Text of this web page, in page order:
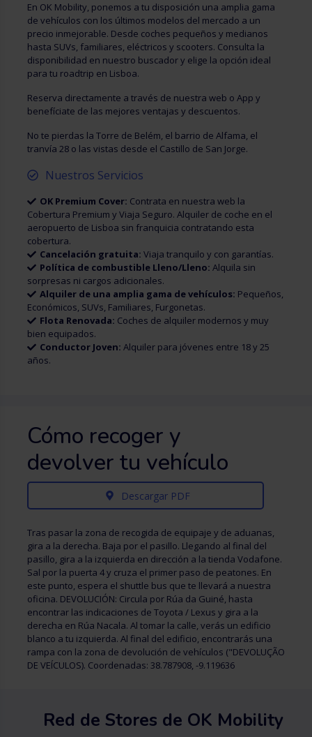
En OK Mobility, ponemos a tu disposición una amplia gama
de vehículos con los últimos modelos del mercado a un
precio inmejorable. Desde coches pequeños y medianos
hasta SUVs, familiares, eléctricos y scooters. Consulta la
disponibilidad en nuestro buscador y elige la opción ideal
para tu roadtrip en Lisboa.
Reserva directamente a través de nuestra web o App y
benefíciate de las mejores ventajas y descuentos.
No te pierdas la Torre de Belém, el barrio de Alfama, el
tranvía 28 o las vistas desde el Castillo de San Jorge.
Nuestros Servicios
OK Premium Cover: Contrata en nuestra web la
Cobertura Premium y Viaja Seguro. Alquiler de coche en el
aeropuerto de Lisboa sin franquicia contratando esta
cobertura.
Cancelación gratuita: Viaja tranquilo y con garantías.
Política de combustible Lleno/Lleno: Alquila sin
sorpresas ni cargos adicionales.
Alquiler de una amplia gama de vehículos: Pequeños,
Económicos, SUVs, Familiares, Furgonetas.
Flota Renovada: Coches de alquiler modernos y muy
bien equipados.
Conductor Joven: Alquiler para jóvenes entre 18 y 25
años.
Cómo recoger y
devolver tu vehículo
Descargar PDF
Tras pasar la zona de recogida de equipaje y de aduanas,
gira a la derecha. Baja por el pasillo. Llegando al final del
pasillo, gira a la izquierda en dirección a la tienda Vodafone.
Sal por la puerta 4 y cruza el primer paso de peatones. En
este punto, espera el shuttle bus que te llevará a nuestra
oficina. DEVOLUCIÓN: Circula por Rúa da Guiné, hasta
encontrar las indicaciones de Toyota / Lexus y gira a la
derecha en Rúa Nacala. Al tomar la calle, verás un edificio
blanco a tu izquierda. Al final del edificio, encontrarás una
rampa con la zona de devolución de vehículos ("DEVOLUÇÃO
DE VEÍCULOS). Coordenadas: 38.787908, -9.119636
Red de Stores de OK Mobility